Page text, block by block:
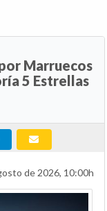
Marruecos
5 Estrellas
de 2026, 10:00h